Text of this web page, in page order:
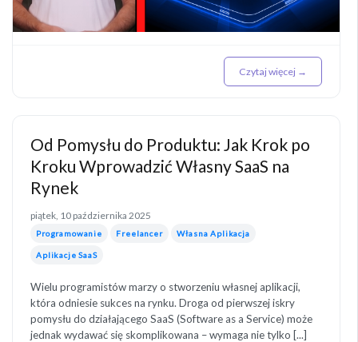
Czytaj więcej →
Od Pomysłu do Produktu: Jak Krok po
Kroku Wprowadzić Własny SaaS na
Rynek
piątek, 10 października 2025
Programowanie Freelancer Własna Aplikacja
Aplikacje SaaS
Wielu programistów marzy o stworzeniu własnej aplikacji,
która odniesie sukces na rynku. Droga od pierwszej iskry
pomysłu do działającego SaaS (Software as a Service) może
jednak wydawać się skomplikowana – wymaga nie tylko [...]